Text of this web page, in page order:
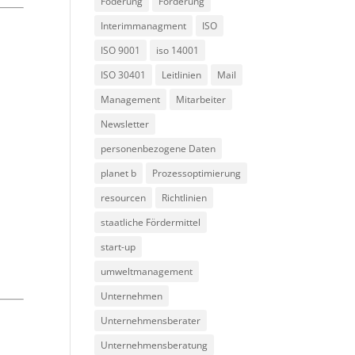
Interimmanagment
ISO
ISO 9001
iso 14001
ISO 30401
Leitlinien
Mail
Management
Mitarbeiter
Newsletter
personenbezogene Daten
planet b
Prozessoptimierung
resourcen
Richtlinien
staatliche Fördermittel
start-up
umweltmanagement
Unternehmen
Unternehmensberater
Unternehmensberatung